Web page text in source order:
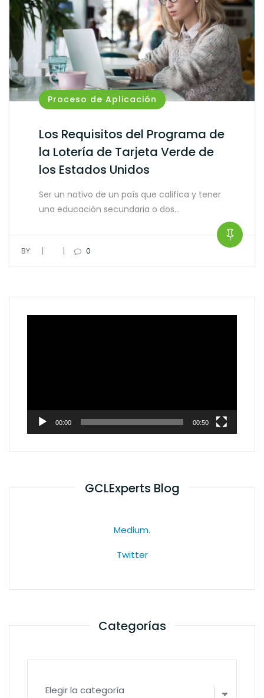
Proceso de Aplicación
Los Requisitos del Programa de
la Lotería de Tarjeta Verde de
los Estados Unidos
Ser un nativo de un país que califica y tener
una educación secundaria o dos…
BY: | | 0
00:00 00:50
GCLExperts Blog
Medium.
Twitter
Categorías